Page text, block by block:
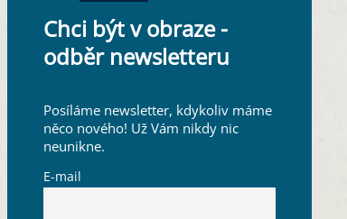
Chci být v obraze -
odběr newsletteru
Posíláme newsletter, kdykoliv máme
něco nového! Už Vám nikdy nic
neunikne.
E-mail